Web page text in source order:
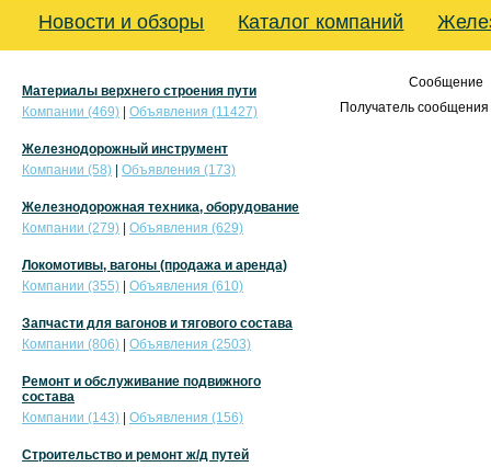
Новости и обзоры Каталог компаний
Сообщение
Получатель сообщения
Материалы верхнего строения пути
Компании (469)
Объявления (11427)
Железнодорожный инструмент
Компании (58)
Объявления (173)
Железнодорожная техника, оборудование
Компании (279)
Объявления (629)
Локомотивы, вагоны (продажа и аренда)
Компании (355)
Объявления (610)
Запчасти для вагонов и тягового состава
Компании (806)
Объявления (2503)
Ремонт и обслуживание подвижного
состава
Компании (143)
Объявления (156)
Строительство и ремонт ж/д путей